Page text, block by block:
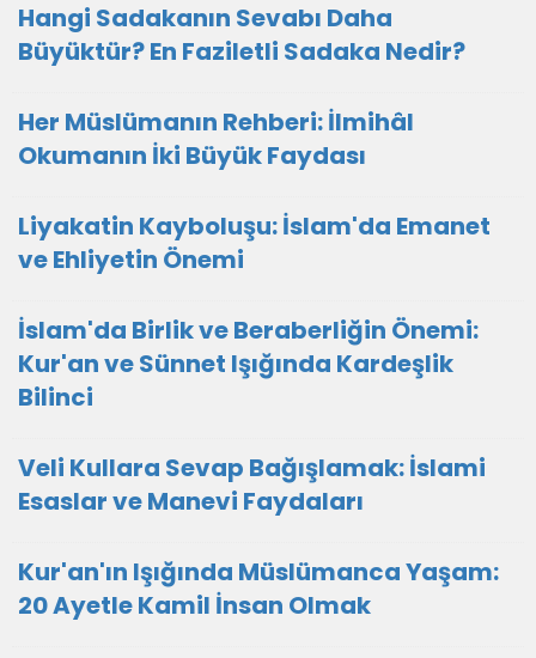
Hangi Sadakanın Sevabı Daha
Büyüktür? En Faziletli Sadaka Nedir?
Her Müslümanın Rehberi: İlmihâl
Okumanın İki Büyük Faydası
Liyakatin Kayboluşu: İslam'da Emanet
ve Ehliyetin Önemi
İslam'da Birlik ve Beraberliğin Önemi:
Kur'an ve Sünnet Işığında Kardeşlik
Bilinci
Veli Kullara Sevap Bağışlamak: İslami
Esaslar ve Manevi Faydaları
Kur'an'ın Işığında Müslümanca Yaşam:
20 Ayetle Kamil İnsan Olmak